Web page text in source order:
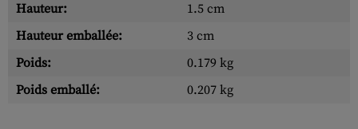
Hauteur:
1.5 cm
Hauteur emballée:
3 cm
Poids:
0.179 kg
Poids emballé:
0.207 kg